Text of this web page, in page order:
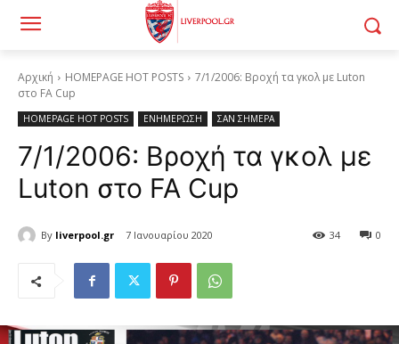
Αρχική HOMEPAGE HOT POSTS
7/1/2006: Βροχή τα γκολ με Luton
στο FA Cup
HOMEPAGE HOT POSTS ΕΝΗΜΕΡΩΣΗ ΣΑΝ ΣΗΜΕΡΑ
7/1/2006: Βροχή τα γκολ με
Luton στο FA Cup
By liverpool.gr 7 Ιανουαρίου 2020 0
34